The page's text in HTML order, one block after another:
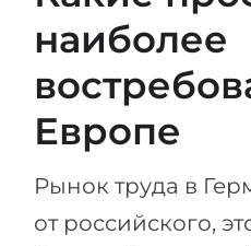
наиболее
Европе
Рынок труда в
от российского,